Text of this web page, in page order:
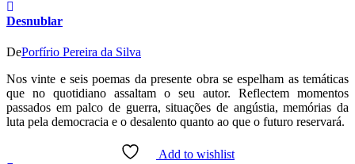
Desnublar
DePorfírio Pereira da Silva
Nos vinte e seis poemas da presente obra se espelham as temáticas
que no quotidiano assaltam o seu autor. Reflectem momentos
passados em palco de guerra, situações de angústia, memórias da
luta pela democracia e o desalento quanto ao que o futuro reservará.
Add to wishlist